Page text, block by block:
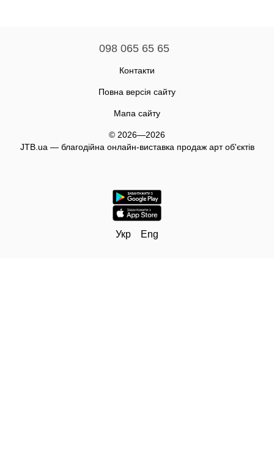
098 065 65 65
Контакти
Повна версія сайту
Мапа сайту
© 2026—2026
JTB.ua — благодійна онлайн-виставка продаж арт об'єктів
Укр Eng